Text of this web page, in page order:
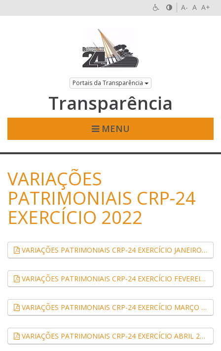
A- A A+
Portais da Transparência
Transparência
MENU
VARIAÇÕES
PATRIMONIAIS CRP-24
EXERCÍCIO 2022
VARIAÇÕES PATRIMONIAIS CRP-24 EXERCÍCIO JANEIRO 2022 (.pdf, 0,09 MB)
VARIAÇÕES PATRIMONIAIS CRP-24 EXERCÍCIO FEVEREIRO 2022 (.pdf, 0,09 MB)
VARIAÇÕES PATRIMONIAIS CRP-24 EXERCÍCIO MARÇO 2022 (.pdf, 0,09 MB)
VARIAÇÕES PATRIMONIAIS CRP-24 EXERCÍCIO ABRIL 2022 (.pdf, 0,09 MB)